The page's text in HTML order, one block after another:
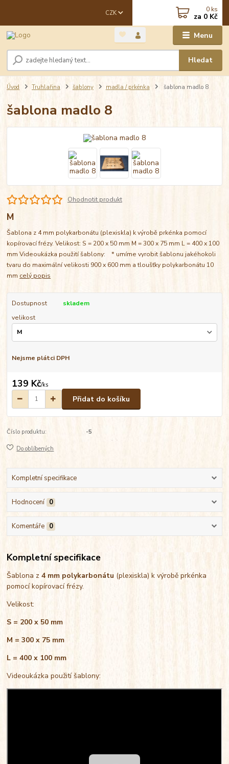
Menu
CZK
Hledat
0 ks
za 0 Kč
Úvod Truhlařina šablony madla / prkénka šablona madlo 8
šablona madlo 8
Ohodnotit produkt
M
Šablona z 4 mm polykarbonátu (plexiskla) k výrobě prkénka pomocí
kopírovací frézy. Velikost: S = 200 x 50 mm M = 300 x 75 mm L = 400 x 100
mm Videoukázka použití šablony: * umíme vyrobit šablonu jakéhokoli
tvaru do maximální velikosti 900 x 600 mm a tloušťky polykarbonátu 10
mm celý popis
Dostupnost
skladem
velikost
Nejsme plátci DPH
139 Kč/ks
Přidat do košíku
Číslo produktu: -5
Do oblíbených
Kompletní specifikace
Hodnocení 0
Komentáře 0
Kompletní specifikace
Šablona z4 mm polykarbonátu (plexiskla) k výrobě prkénka
pomocí kopírovací frézy.
Velikost:
S = 200 x 50 mm
M = 300 x 75 mm
L = 400 x 100 mm
Videoukázka použití šablony: